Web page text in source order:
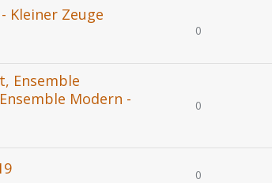
Kleiner Zeuge
0
Ensemble
Modern -
0
0